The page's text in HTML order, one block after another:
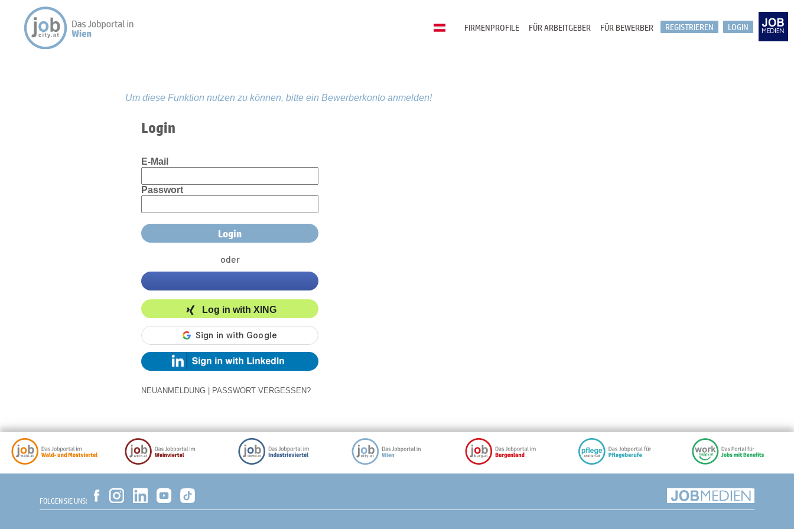
LOGIN
REGISTRIEREN
FÜR BEWERBER
FÜR ARBEITGEBER
FIRMENPROFILE
Um diese Funktion nutzen zu können, bitte ein Bewerberkonto anmelden!
Login
E-Mail
Passwort
oder
Log in with XING
NEUANMELDUNG PASSWORT VERGESSEN?
FOLGEN SIE UNS: